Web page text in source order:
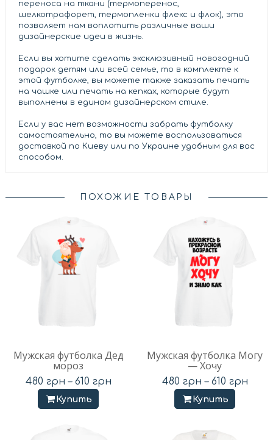
переноса на ткани (термоперенос,
шелкотрафорет, термопленки флекс и флок), это
позволяет нам воплотить различные ваши
дизайнерские идеи в жизнь.
Если вы хотите сделать эксклюзивный новогодний
подарок детям или всей семье, то в комплекте к
этой футболке, вы можете также заказать печать
на чашке или печать на кепках, которые будут
выполнены в едином дизайнерском стиле.
Если у вас нет возможности забрать футболку
самостоятельно, то вы можете воспользоваться
доставкой по Киеву или по Украине удобным для вас
способом.
ПОХОЖИЕ ТОВАРЫ
Мужская футболка Дед
мороз
480 грн – 610 грн
Купить
Мужская футболка Могу
— Хочу
480 грн – 610 грн
Купить